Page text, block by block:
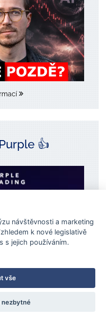
👍
návštěvnosti a marketing
k nové legislativě
s jejich používáním.
vše
nezbytné